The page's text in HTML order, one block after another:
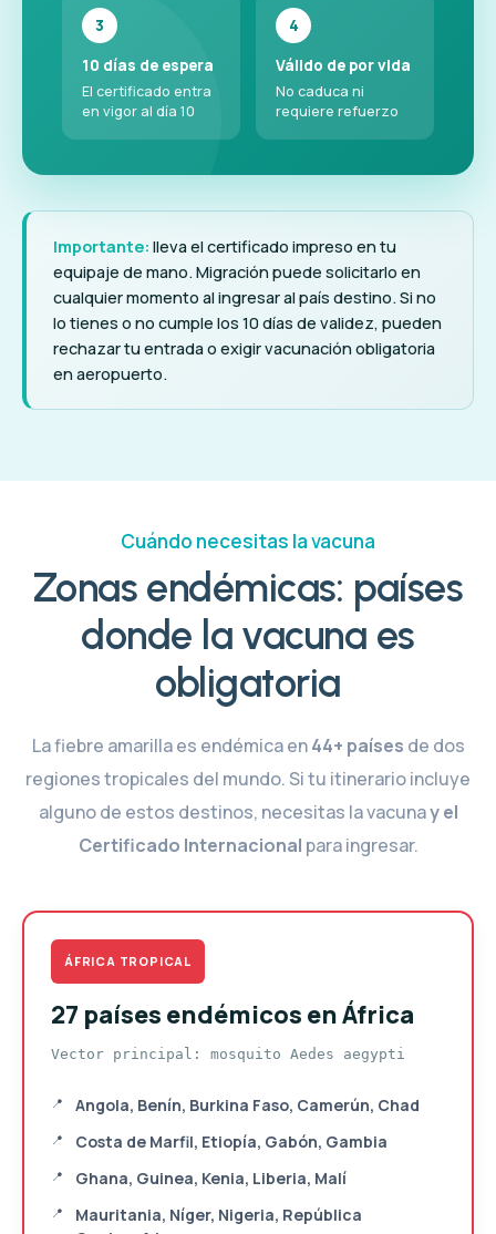
3
10 días de espera
El certificado entra
en vigor al día 10
4
Válido de por vida
No caduca ni
requiere refuerzo
Importante: lleva el certificado impreso en tu
equipaje de mano. Migración puede solicitarlo en
cualquier momento al ingresar al país destino. Si no
lo tienes o no cumple los 10 días de validez, pueden
rechazar tu entrada o exigir vacunación obligatoria
en aeropuerto.
Cuándo necesitas la vacuna
Zonas endémicas: países
donde la vacuna es
obligatoria
La fiebre amarilla es endémica en44+ países de dos
regiones tropicales del mundo. Si tu itinerario incluye
alguno de estos destinos, necesitas la vacunay el
Certificado Internacional para ingresar.
ÁFRICA TROPICAL
27 países endémicos en África
Vector principal: mosquito Aedes aegypti
Angola, Benín, Burkina Faso, Camerún, Chad
Costa de Marfil, Etiopía, Gabón, Gambia
Ghana, Guinea, Kenia, Liberia, Malí
Mauritania, Níger, Nigeria, República